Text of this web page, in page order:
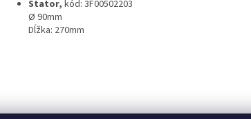
Stator, kód: 3F00502203
Ø 90mm
Dĺžka: 270mm